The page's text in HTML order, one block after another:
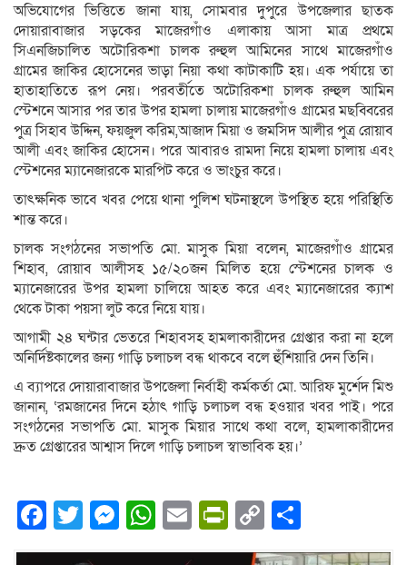
অভিযোগের ভিত্তিতে জানা যায়, সোমবার দুপুরে উপজেলার ছাতক
দোয়ারাবাজার সড়কের মাজেরগাঁও এলাকায় আসা মাত্র প্রথমে
সিএনজিচালিত অটোরিকশা চালক রুহুল আমিনের সাথে মাজেরগাঁও
গ্রামের জাকির হোসেনের ভাড়া নিয়া কথা কাটাকাটি হয়। এক পর্যায়ে তা
হাতাহাতিতে রূপ নেয়। পরবর্তীতে অটোরিকশা চালক রুহুল আমিন
স্টেশনে আসার পর তার উপর হামলা চালায় মাজেরগাঁও গ্রামের মছব্বিরের
পুত্র সিহাব উদ্দিন, ফয়জুল করিম,আজাদ মিয়া ও জমসিদ আলীর পুত্র রোয়াব
আলী এবং জাকির হোসেন। পরে আবারও রামদা নিয়ে হামলা চালায় এবং
স্টেশনের ম্যানেজারকে মারপিট করে ও ভাংচুর করে।
তাৎক্ষনিক ভাবে খবর পেয়ে থানা পুলিশ ঘটনাস্থলে উপস্থিত হয়ে পরিস্থিতি
শান্ত করে।
চালক সংগঠনের সভাপতি মো. মাসুক মিয়া বলেন, মাজেরগাঁও গ্রামের
শিহাব, রোয়াব আলীসহ ১৫/২০জন মিলিত হয়ে স্টেশনের চালক ও
ম্যানেজারের উপর হামলা চালিয়ে আহত করে এবং ম্যানেজারের ক্যাশ
থেকে টাকা পয়সা লুট করে নিয়ে যায়।
আগামী ২৪ ঘন্টার ভেতরে শিহাবসহ হামলাকারীদের গ্রেপ্তার করা না হলে
অনির্দিষ্টকালের জন্য গাড়ি চলাচল বন্ধ থাকবে বলে হুঁশিয়ারি দেন তিনি।
এ ব্যাপরে দোয়ারাবাজার উপজেলা নির্বাহী কর্মকর্তা মো. আরিফ মুর্শেদ মিশু
জানান, ‘রমজানের দিনে হঠাৎ গাড়ি চলাচল বন্ধ হওয়ার খবর পাই। পরে
সংগঠনের সভাপতি মো. মাসুক মিয়ার সাথে কথা বলে, হামলাকারীদের
দ্রুত গ্রেপ্তারের আশ্বাস দিলে গাড়ি চলাচল স্বাভাবিক হয়।’
Facebook
Twitter
Messenger
WhatsApp
EmailPrintFriendly
Copy
Link